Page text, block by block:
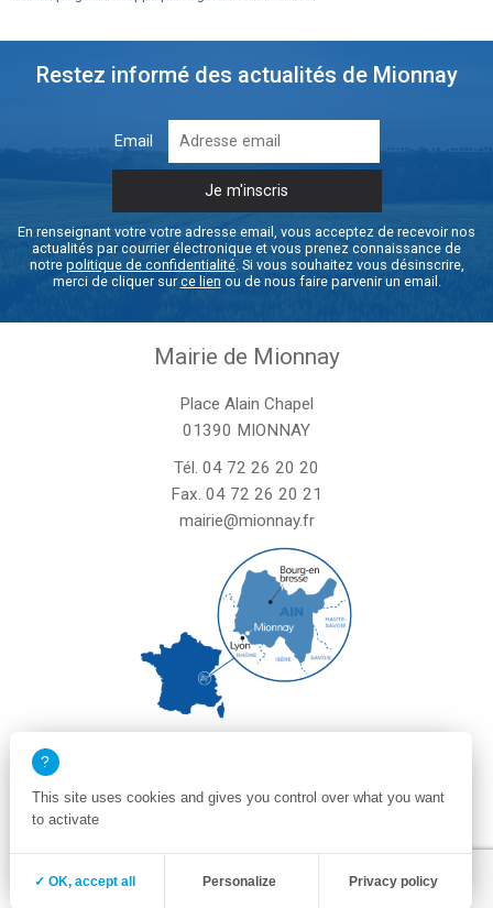
Restez informé des actualités de Mionnay
Email
En renseignant votre votre adresse email, vous acceptez de recevoir nos
actualités par courrier électronique et vous prenez connaissance de
notre politique de confidentialité. Si vous souhaitez vous désinscrire,
merci de cliquer surce lien ou de nous faire parvenir un email.
Mairie de Mionnay
Place Alain Chapel
01390 MIONNAY
Tél. 04 72 26 20 20
Fax. 04 72 26 20 21
mairie@mionnay.fr
le vendredi de 8h30 à 12h et de 13h30 à 16h30
un samedi matin sur deux de 8h30 à 12h
Zone membre
Mentions légales
Politique de confidentialité et cookies
Plan du site
This site uses cookies and gives you control over what you want
to activate
✓ OK, accept all Personalize Privacy policy